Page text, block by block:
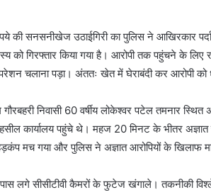
की सनसनीखेज उठाईगिरी का पुलिस ने आखिरकार
को गिरफ्तार किया गया है। आरोपी तक पहुंचने के
चलाना पड़ा। अंततः खेत में घेराबंदी कर आरोपी को
निवासी 60 वर्षीय लोकेश्वर पटेल तमनार
कार्यालय पहुंचे थे। महज 20 मिनट के भीतर अज्ञात
मच गया और पुलिस ने अज्ञात आरोपियों के खिलाफ
लगे सीसीटीवी कैमरों के फुटेज खंगाले। तकनीकी